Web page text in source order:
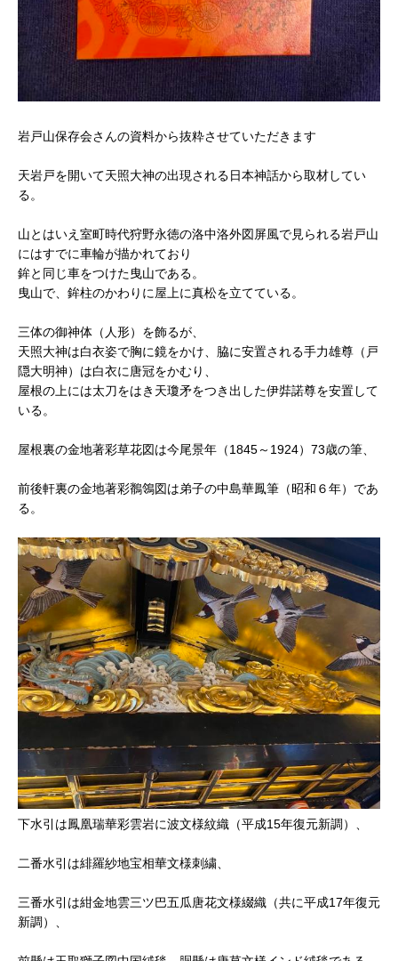
岩戸山保存会さんの資料から抜粋させていただきます
天岩戸を開いて天照大神の出現される日本神話から取材してい
る。
山とはいえ室町時代狩野永徳の洛中洛外図屏風で見られる岩戸山
にはすでに車輪が描かれており
鉾と同じ車をつけた曳山である。
曳山で、鉾柱のかわりに屋上に真松を立てている。
三体の御神体（人形）を飾るが、
天照大神は白衣姿で胸に鏡をかけ、脇に安置される手力雄尊（戸
隠大明神）は白衣に唐冠をかむり、
屋根の上には太刀をはき天瓊矛をつき出した伊弉諾尊を安置して
いる。
屋根裏の金地著彩草花図は今尾景年（1845～1924）73歳の筆、
前後軒裏の金地著彩鶺鴒図は弟子の中島華鳳筆（昭和６年）であ
る。
下水引は鳳凰瑞華彩雲岩に波文様紋織（平成15年復元新調）、
二番水引は緋羅紗地宝相華文様刺繍、
三番水引は紺金地雲三ツ巴五瓜唐花文様綴織（共に平成17年復元
新調）、